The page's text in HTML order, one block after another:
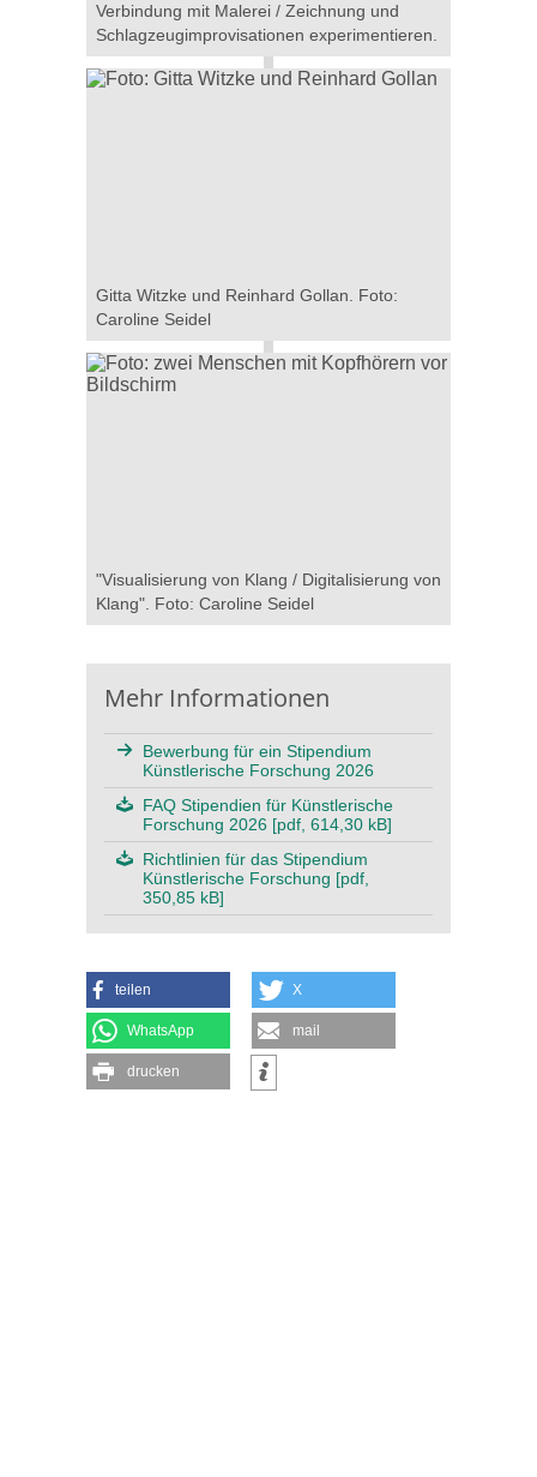
Verbindung mit Malerei / Zeichnung und
Schlagzeugimprovisationen experimentieren.
Gitta Witzke und Reinhard Gollan. Foto:
Caroline Seidel
"Visualisierung von Klang / Digitalisierung von
Klang". Foto: Caroline Seidel
Mehr Informationen
Bewerbung für ein Stipendium
Künstlerische Forschung 2026
FAQ Stipendien für Künstlerische
Forschung 2026 [pdf, 614,30 kB]
Richtlinien für das Stipendium
Künstlerische Forschung [pdf,
350,85 kB]
teilen X
WhatsApp mail
drucken